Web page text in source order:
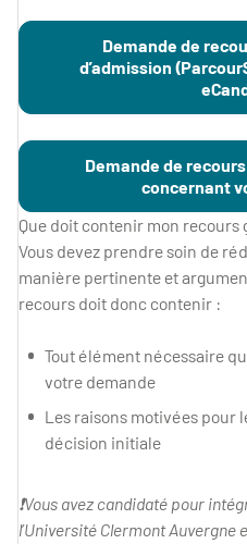
Demande de
d’admission
Demande de
concernant
Que doit contenir mon recours
Vous devez prendre soin de
manière pertinente et
recours doit donc contenir :
Tout élément nécessaire
votre demande
Les raisons motivées pour
décision initiale
❗Vous avez candidaté pour
l’Université Clermont Auvergne